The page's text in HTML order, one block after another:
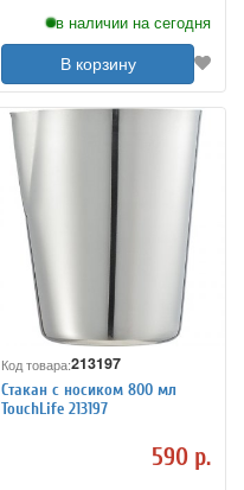
в наличии на сегодня
В корзину
Код товара:213197
Стакан с носиком 800 мл
TouchLife 213197
590 р.